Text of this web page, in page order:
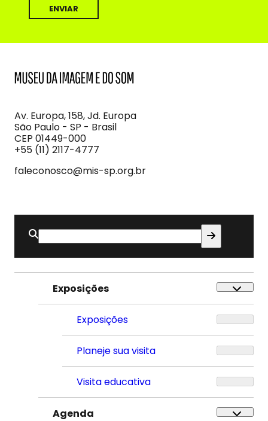
Imagem
e
do
Som
Av. Europa, 158, Jd. Europa
São Paulo - SP - Brasil
CEP 01449-000
+55 (11) 2117-4777
faleconosco@mis-sp.org.br
Buscar
por:
Exposições
Exposições
Planeje sua visita
Visita educativa
Agenda